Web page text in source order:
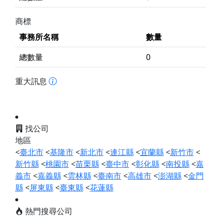
商標
事務所名稱
數量
總數量
0
重大訊息
找公司
地區
<臺北市<基隆市<新北市<連江縣<宜蘭縣<新竹市<
新竹縣<桃園市<苗栗縣<臺中市<彰化縣<南投縣<嘉
義市<嘉義縣<雲林縣<臺南市<高雄市<澎湖縣<金門
縣<屏東縣<臺東縣<花蓮縣
熱門搜尋公司